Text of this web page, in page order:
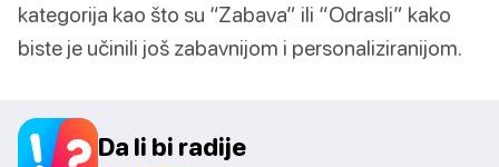
kategorija kao što su “Zabava” ili “Odrasli” kako
biste je učinili još zabavnijom i personaliziranijom.
Da li bi radije